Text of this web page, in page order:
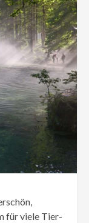
für viele Tier-